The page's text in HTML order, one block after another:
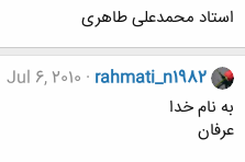
استاد محمدعلی طاهری
rahmati_n1982
Jul 6, 2010
به نام خدا
عرفان